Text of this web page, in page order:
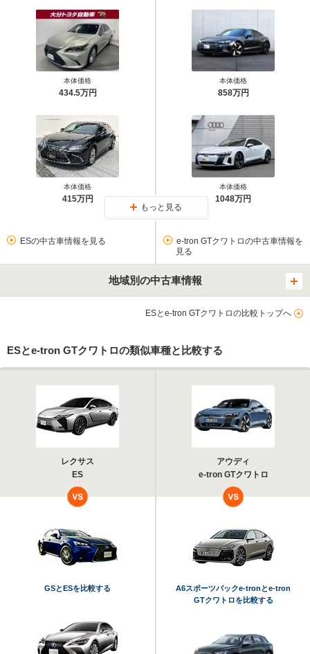
本体価格
434.5万円
本体価格
415万円
本体価格
858万円
本体価格
1048万円
もっと見る
ESの中古車情報を見る
e-tron GTクワトロの中古車情報を
見る
地域別の中古車情報
ESとe-tron GTクワトロの比較トップへ
ESとe-tron GTクワトロの類似車種と比較する
レクサス
ES
アウディ
e-tron GTクワトロ
GSとESを比較する
A6スポーツバックe-tronとe-tron
GTクワトロを比較する